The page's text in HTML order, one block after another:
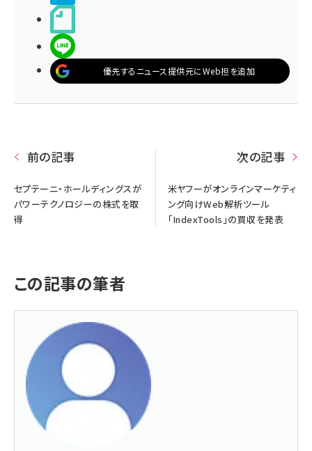
優先するニュース提供元にWeb担を追加
前の記事
セプテーニ・ホールディングスが
パワーテクノロジーの株式を取
得
次の記事
米ヤフーがオンラインマーケティ
ング向けWeb解析ツール
「IndexTools」の買収を発表
この記事の筆者